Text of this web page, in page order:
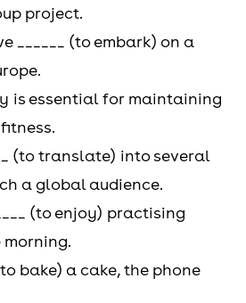
project.
______ (to embark) on a
is essential for maintaining
(to translate) into several
a global audience.
(to enjoy) practising
bake) a cake, the phone